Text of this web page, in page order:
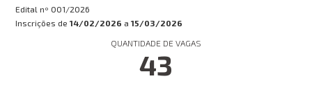
Edital nº 001/2026
Inscrições de 14/02/2026 a 15/03/2026
QUANTIDADE DE VAGAS
43